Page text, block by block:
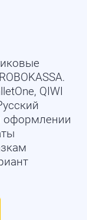
QIWI
оформлении